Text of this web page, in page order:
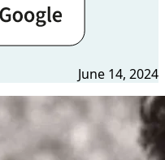
June 14, 2024